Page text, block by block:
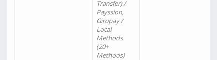
Transfer) /
Payssion,
Giropay /
Local
Methods
(20+
Methods)